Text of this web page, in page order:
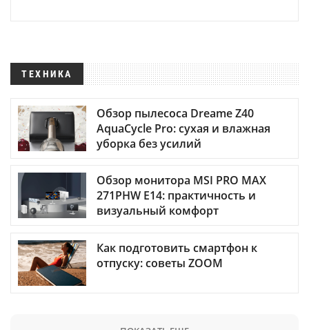
ТЕХНИКА
Обзор пылесоса Dreame Z40
AquaCycle Pro: сухая и влажная
уборка без усилий
Обзор монитора MSI PRO MAX
271PHW E14: практичность и
визуальный комфорт
Как подготовить смартфон к
отпуску: советы ZOOM